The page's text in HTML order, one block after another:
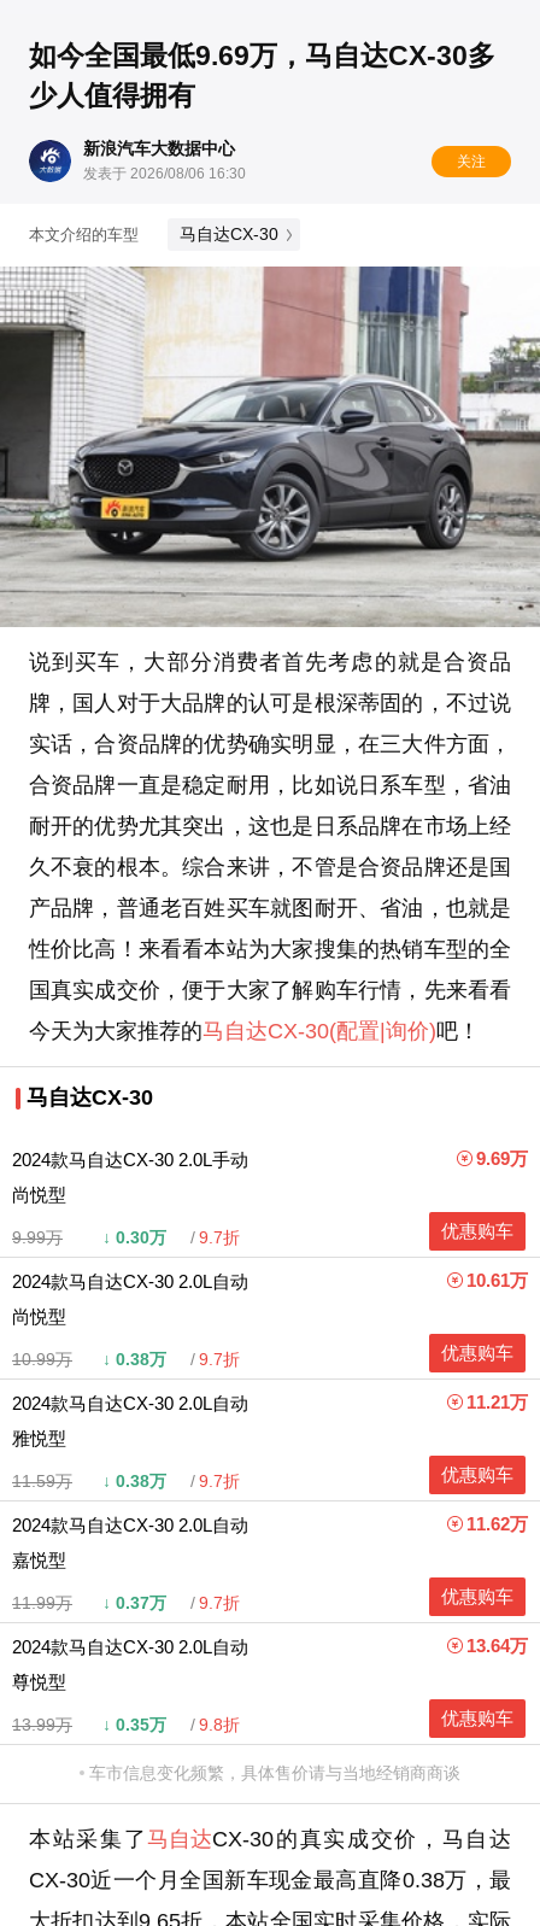
如今全国最低9.69万，马自达CX-30多
少人值得拥有
新浪汽车大数据中心
发表于 2026/08/06 16:30
关注
本文介绍的车型 马自达CX-30
说到买车，大部分消费者首先考虑的就是合资品
牌，国人对于大品牌的认可是根深蒂固的，不过说
实话，合资品牌的优势确实明显，在三大件方面，
合资品牌一直是稳定耐用，比如说日系车型，省油
耐开的优势尤其突出，这也是日系品牌在市场上经
久不衰的根本。综合来讲，不管是合资品牌还是国
产品牌，普通老百姓买车就图耐开、省油，也就是
性价比高！来看看本站为大家搜集的热销车型的全
国真实成交价，便于大家了解购车行情，先来看看
今天为大家推荐的马自达CX-30(配置 |询价)吧！
马自达CX-30
2024款马自达CX-30 2.0L手动
尚悦型
9.99万 ↓ 0.30万 9.7折
9.69万
优惠购车
2024款马自达CX-30 2.0L自动
尚悦型
10.99万 ↓ 0.38万 9.7折
10.61万
优惠购车
2024款马自达CX-30 2.0L自动
雅悦型
11.59万 ↓ 0.38万 9.7折
11.21万
优惠购车
2024款马自达CX-30 2.0L自动
嘉悦型
11.99万 ↓ 0.37万 9.7折
11.62万
优惠购车
2024款马自达CX-30 2.0L自动
尊悦型
13.99万 ↓ 0.35万 9.8折
13.64万
优惠购车
车市信息变化频繁，具体售价请与当地经销商商谈
本站采集了马自达CX-30的真实成交价，马自达
CX-30近一个月全国新车现金最高直降0.38万，最